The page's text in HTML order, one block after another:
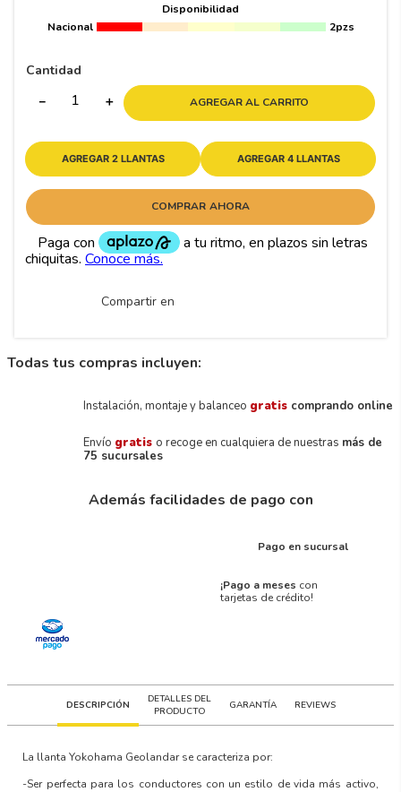
Disponibilidad
Nacional
2pzs
Cantidad
＋
－ AGREGAR AL CARRITO
AGREGAR 2 LLANTAS AGREGAR 4 LLANTAS
COMPRAR AHORA
Compartir en
Todas tus compras incluyen:
Instalación, montaje y balanceo gratis comprando online
Envío gratis o recoge en cualquiera de nuestras más de
75 sucursales
Además facilidades de pago con
Pago en sucursal
¡Pago a meses con
tarjetas de crédito!
DESCRIPCIÓN
DETALLES DEL
PRODUCTO
GARANTÍA REVIEWS
La llantaYokohama Geolandarse caracteriza por:
-Ser perfecta para los conductores con un estilo de vida más activo,